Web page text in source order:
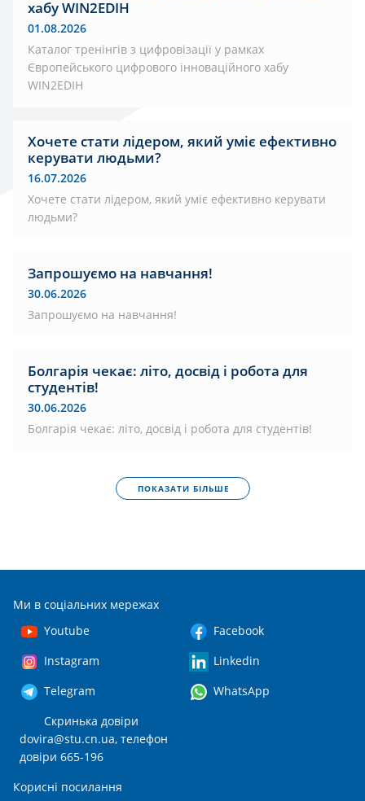
хабу WIN2EDIH
01.08.2026
Каталог тренінгів з цифровізації у рамках
Європейського цифрового інноваційного хабу
WIN2EDIH
Хочете стати лідером, який уміє ефективно
керувати людьми?
16.07.2026
Хочете стати лідером, який уміє ефективно керувати
людьми?
Запрошуємо на навчання!
30.06.2026
Запрошуємо на навчання!
Болгарія чекає: літо, досвід і робота для
студентів!
30.06.2026
Болгарія чекає: літо, досвід і робота для студентів!
ПОКАЗАТИ БІЛЬШЕ
Ми в соціальних мережах
Youtube
Facebook
Instagram
Linkedin
Telegram
WhatsApp
Скринька довіри
dovira@stu.cn.ua, телефон
довіри 665-196
Корисні посилання